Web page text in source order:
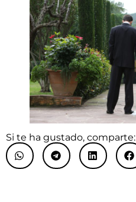
Si te ha gustado, comparte: